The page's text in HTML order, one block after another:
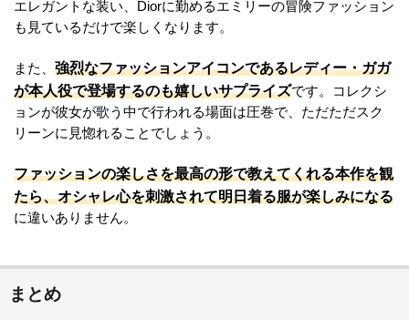
エレガントな装い、Diorに勤めるエミリーの冒険ファッション
も見ているだけで楽しくなります。
また、 強烈なファッションアイコンであるレディー・ガガ
が本人役で登場するのも嬉しいサプライズです。コレクシ
ョンが彼女が歌う中で行われる場面は圧巻で、ただただスク
リーンに見惚れることでしょう。
ファッションの楽しさを最高の形で教えてくれる本作を観
たら、オシャレ心を刺激されて明日着る服が楽しみになる
に違いありません。
まとめ